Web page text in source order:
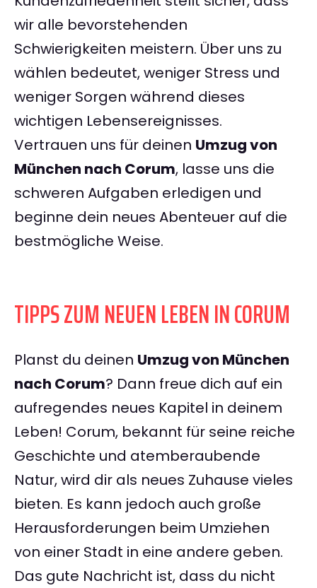
wir alle bevorstehenden
Schwierigkeiten meistern. Über uns zu
wählen bedeutet, weniger Stress und
weniger Sorgen während dieses
wichtigen Lebensereignisses.
Vertrauen uns für deinen Umzug von
München nach Corum, lasse uns die
schweren Aufgaben erledigen und
beginne dein neues Abenteuer auf die
bestmögliche Weise.
TIPPS ZUM NEUEN LEBEN IN CORUM
Planst du deinen Umzug von München
nach Corum? Dann freue dich auf ein
aufregendes neues Kapitel in deinem
Leben! Corum, bekannt für seine reiche
Geschichte und atemberaubende
Natur, wird dir als neues Zuhause vieles
bieten. Es kann jedoch auch große
Herausforderungen beim Umziehen
von einer Stadt in eine andere geben.
Das gute Nachricht ist, dass du nicht